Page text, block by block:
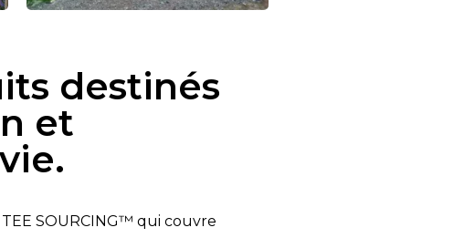
destinés
et
SOURCING™ qui couvre